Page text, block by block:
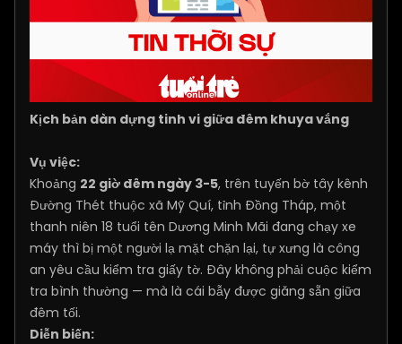
Kịch bản dàn dựng tinh vi giữa đêm khuya vắng
Vụ việc:
Khoảng 22 giờ đêm ngày 3-5, trên tuyến bờ tây kênh
Đường Thét thuộc xã Mỹ Quí, tỉnh Đồng Tháp, một
thanh niên 18 tuổi tên Dương Minh Mãi đang chạy xe
máy thì bị một người lạ mặt chặn lại, tự xưng là công
an yêu cầu kiểm tra giấy tờ. Đây không phải cuộc kiểm
tra bình thường — mà là cái bẫy được giăng sẵn giữa
đêm tối.
Diễn biến: